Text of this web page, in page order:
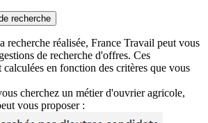
recherche
recherche réalisée, France Travail peut vous
de recherche d'offres. Ces
calculées en fonction des critères que vous
cherchez un métier d'ouvrier agricole,
vous proposer :